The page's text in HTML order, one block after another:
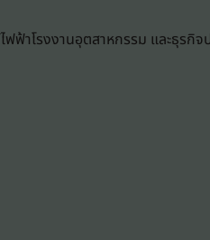
าโรงงานอุตสาหกรรม และธุรกิ